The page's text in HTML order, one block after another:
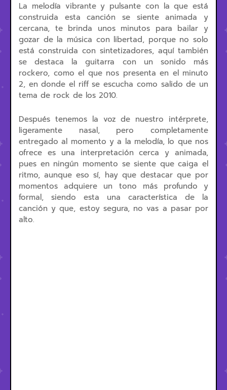
La melodía vibrante y pulsante con la que está
construida esta canción se siente animada y
cercana, te brinda unos minutos para bailar y
gozar de la música con libertad, porque no solo
está construida con sintetizadores, aquí también
se destaca la guitarra con un sonido más
rockero, como el que nos presenta en el minuto
2, en donde el riff se escucha como salido de un
tema de rock de los 2010.
Después tenemos la voz de nuestro intérprete,
ligeramente nasal, pero completamente
entregado al momento y a la melodía, lo que nos
ofrece es una interpretación cerca y animada,
pues en ningún momento se siente que caiga el
ritmo, aunque eso sí, hay que destacar que por
momentos adquiere un tono más profundo y
formal, siendo esta una característica de la
canción y que, estoy segura, no vas a pasar por
alto.